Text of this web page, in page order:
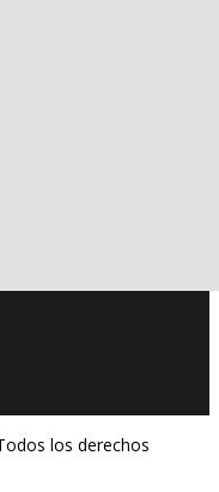
los derechos